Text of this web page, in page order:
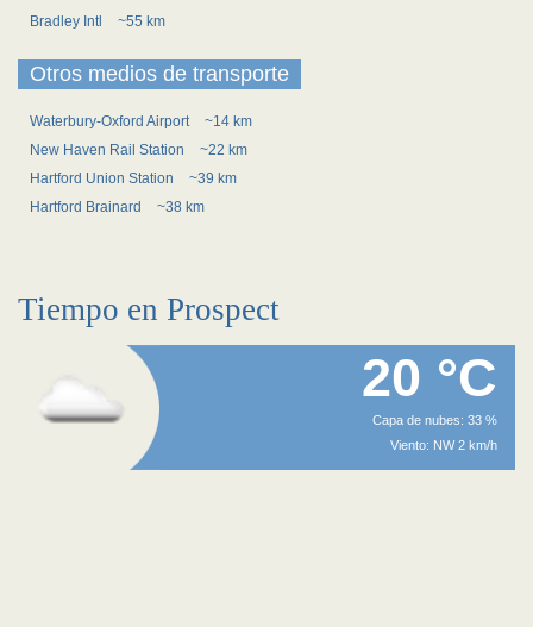
Bradley Intl
~55 km
Otros medios de transporte
Waterbury-Oxford Airport
~14 km
New Haven Rail Station
~22 km
Hartford Union Station
~39 km
Hartford Brainard
~38 km
Tiempo en Prospect
20 °C
Capa de nubes: 33 %
Viento: NW 2 km/h